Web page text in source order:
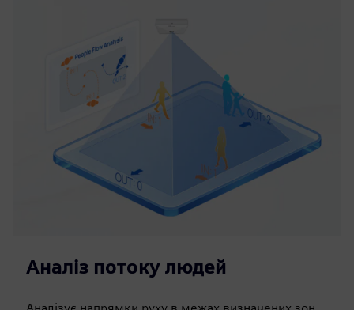
Аналіз потоку людей